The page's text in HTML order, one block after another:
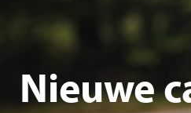
Nieuwe